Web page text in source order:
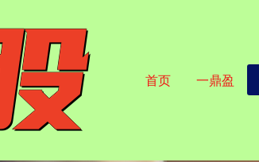
首页 一鼎盈